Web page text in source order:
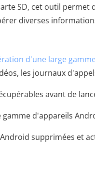
SD, cet outil
diverses
d'une large
les journaux
avant de
gamme d'appareils
supprimées et